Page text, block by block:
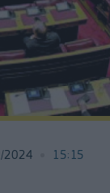
2024 15:15